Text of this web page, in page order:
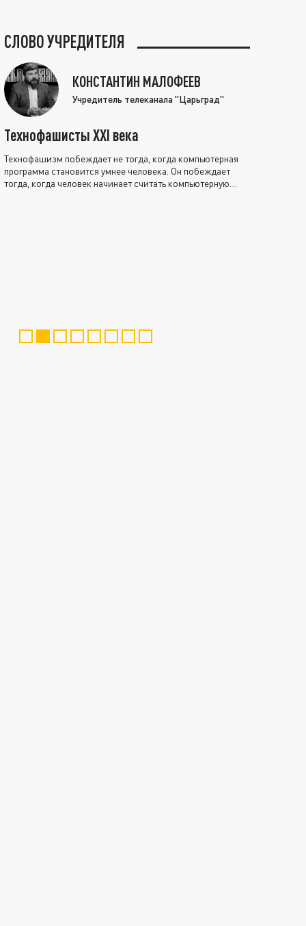
СЛОВО УЧРЕДИТЕЛЯ
КОНСТАНТИН МАЛОФЕЕВ
Учредитель телеканала "Царьград"
Технофашисты XXI века
Технофашизм побеждает не тогда, когда компьютерная
программа становится умнее человека. Он побеждает
тогда, когда человек начинает считать компьютерную